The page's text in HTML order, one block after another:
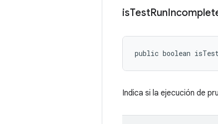
isTestRun
public boolean
Indica si la ejecución de